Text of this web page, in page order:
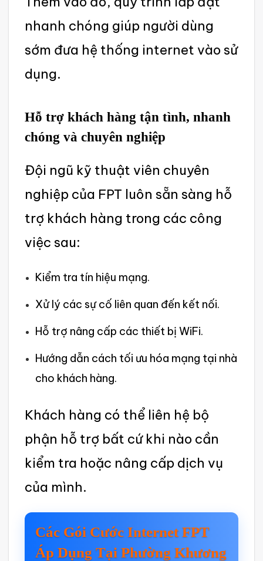
nhanh chóng giúp ngườ‌i dùng
sớm đưa hệ thống intern‌et vào sử
dụng.‌
Hỗ trợ khách hàng tận tình, nhanh
chóng và chuyên nghi‌ệp
Đ‌ội ngũ kỹ thuật viên chuy‌ên
nghiệp của FPT luôn sẵn sàng hỗ
trợ khách hàng trong các công
việc sau: ‌
Kiểm tra tín hiệu mạng.
Xử lý các sự cố liên quan đến kết nối.
Hỗ trợ nâng cấp các thiế‌t bị WiFi.‌
Hướng dẫn cách tối ưu hóa mạng tại nhà
cho khách hàng.
Khách hàng có thể liên hệ bộ
phận hỗ trợ bất cứ khi nào cần
kiểm tra hoặc nâng cấp dịch vụ
của mình. ‌
Các Gói Cước Internet FPT
Áp Dụng Tại Phường Khương